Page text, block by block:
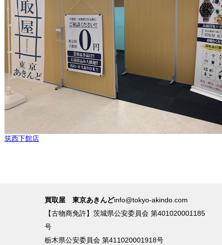
筑西下館店
買取屋 東京あきんどinfo@tokyo-akindo.com
【古物商免許】茨城県公安委員会 第401020001185
号
栃木県公安委員会 第411020001918号